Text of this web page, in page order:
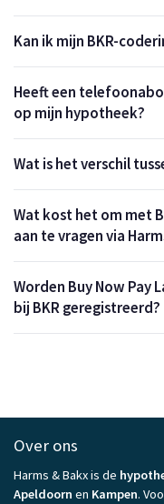
Kan ik mijn BKR-
Heeft een
op mijn hypotheek?
Wat is het verschil
Wat kost het om met
aan te vragen via
Worden Buy Now Pay
bij BKR geregistreerd?
Over ons
Harms & Bakx is de
Apeldoorn en Kampen.